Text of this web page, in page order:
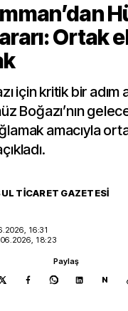
Ortak
için kritik bir adım
Boğazı’nın
amacıyla
TICARET GAZETESI
16:31
18:23
Paylaş
N